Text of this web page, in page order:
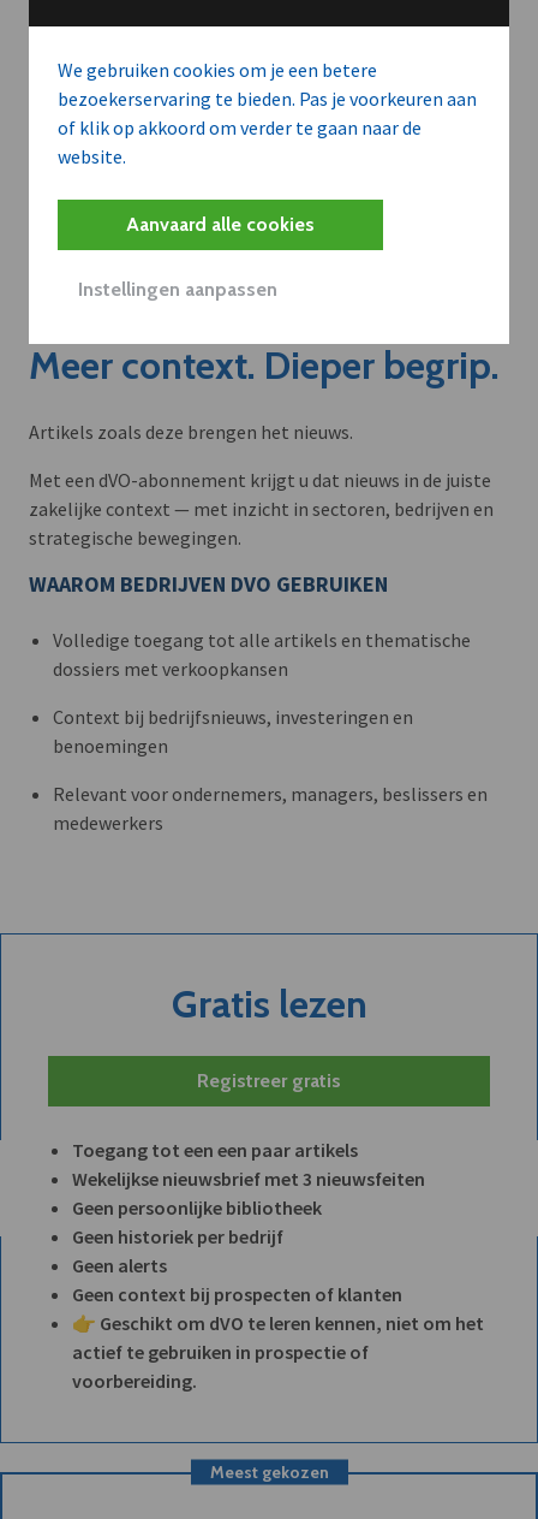
We gebruiken cookies om je een betere
bezoekerservaring te bieden. Pas je voorkeuren aan
of klik op akkoord om verder te gaan naar de
website.
Aanvaard alle cookies
Instellingen aanpassen
Meer context. Dieper begrip.
Artikels zoals deze brengen het nieuws.
Met een dVO-abonnement krijgt u dat nieuws in de juiste
zakelijke context — met inzicht in sectoren, bedrijven en
strategische bewegingen.
WAAROM BEDRIJVEN DVO GEBRUIKEN
Volledige toegang tot alle artikels en thematische
dossiers met verkoopkansen
Context bij bedrijfsnieuws, investeringen en
benoemingen
Relevant voor ondernemers, managers, beslissers en
medewerkers
Gratis lezen
Registreer gratis
Toegang tot een een paar artikels
Wekelijkse nieuwsbrief met 3 nieuwsfeiten
Geen persoonlijke bibliotheek
Geen historiek per bedrijf
Geen alerts
Geen context bij prospecten of klanten
👉 Geschikt om dVO te leren kennen, niet om het
actief te gebruiken in prospectie of
voorbereiding.
Meest gekozen